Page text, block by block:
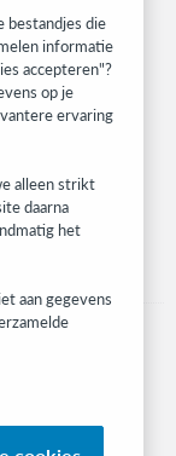
onderzoeken,
bestandjes die
informatie
accepteren"?
op je
ervaring
alleen strikt
daarna
het
aan gegevens